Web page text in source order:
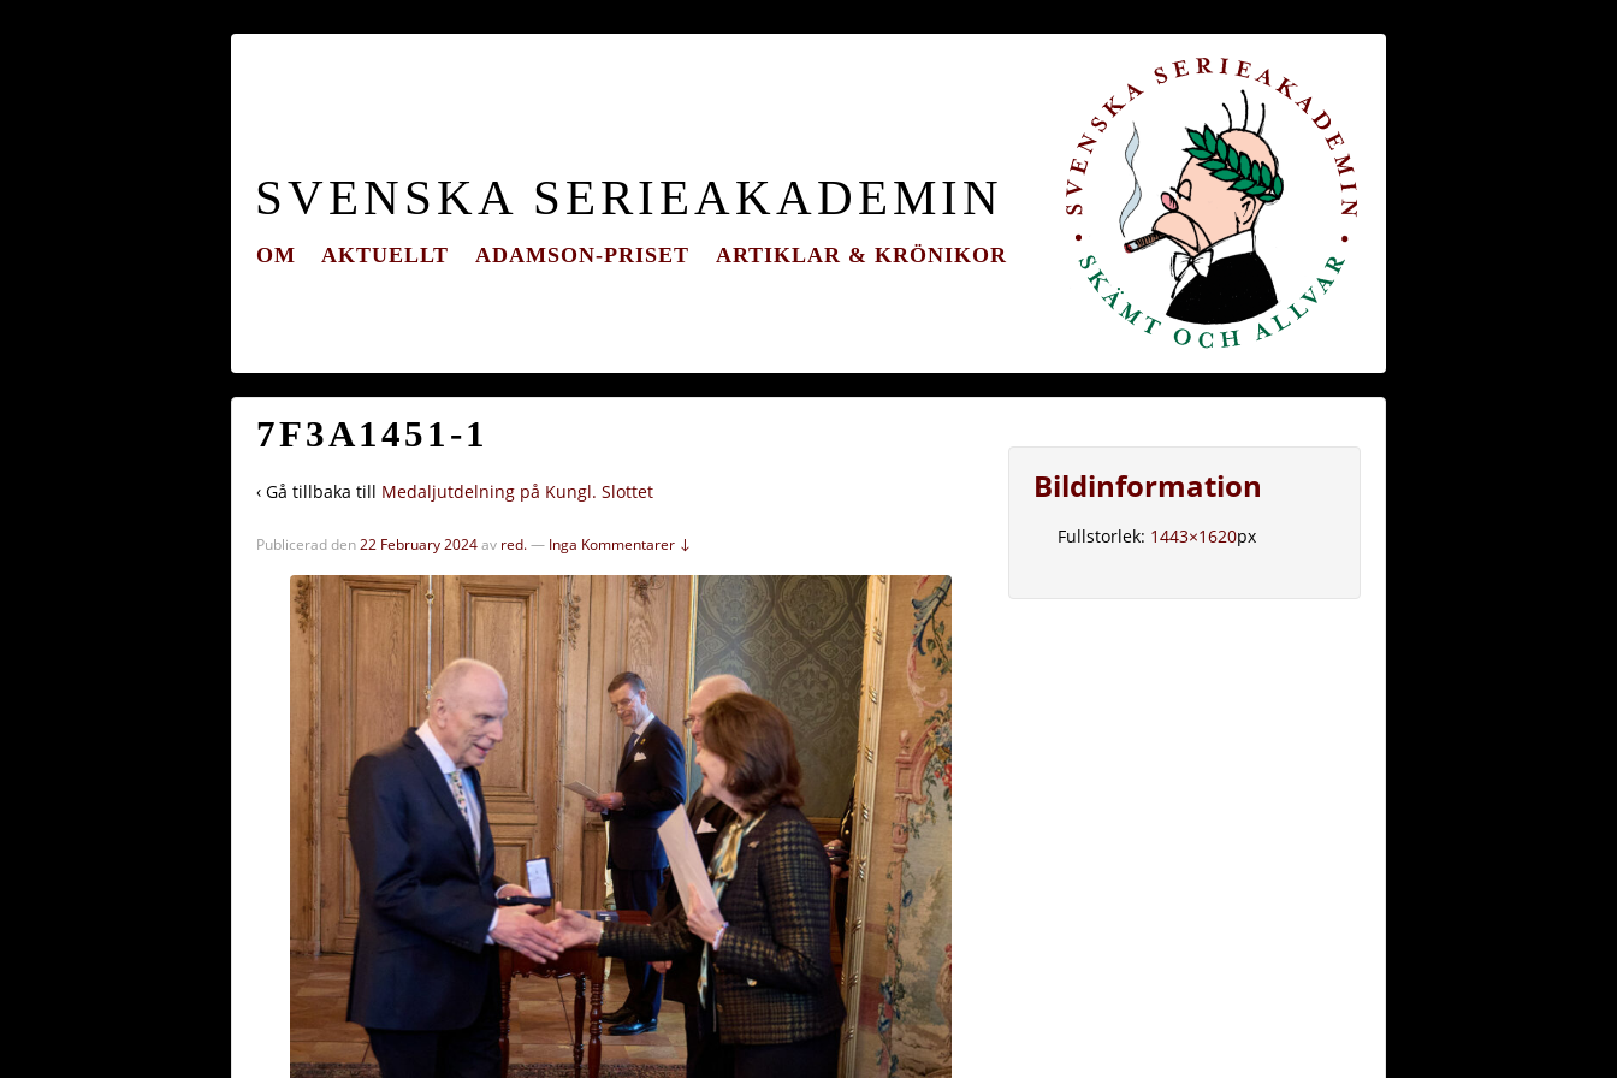
SVENSKA SERIEAKADEMIN
OM AKTUELLT ADAMSON-PRISET ARTIKLAR & KRÖNIKOR
7F3A1451-1
‹ Gå tillbaka till Medaljutdelning på Kungl. Slottet
Publicerad den22 February 2024av red.— Inga Kommentarer ↓
Bildinformation
Fullstorlek: 1443×1620px